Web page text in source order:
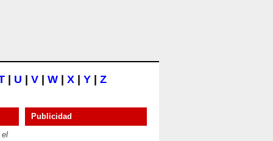
U V W X Y Z
el
Publicidad